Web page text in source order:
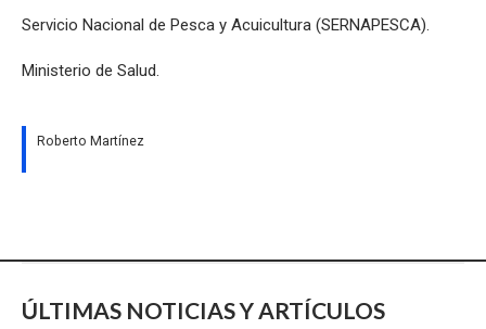
Servicio Nacional de Pesca y Acuicultura (SERNAPESCA).
Ministerio de Salud.
Roberto Martínez
ÚLTIMAS NOTICIAS Y ARTÍCULOS